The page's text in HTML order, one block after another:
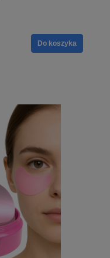
Do koszyka